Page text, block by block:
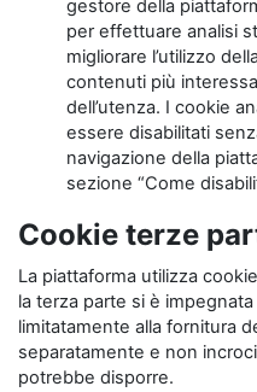
gestore della
per effettuare analisi
migliorare l’utilizzo
contenuti più
dell’utenza. I cookie
essere disabilitati
navigazione della
sezione “Come
Cookie terze
La piattaforma utilizza
la terza parte si è
limitatamente alla fornitura
separatamente e non
potrebbe disporre.